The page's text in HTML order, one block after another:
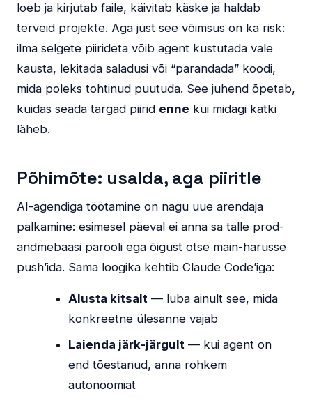
loeb ja kirjutab faile, käivitab käske ja haldab
terveid projekte. Aga just see võimsus on ka risk:
ilma selgete piirideta võib agent kustutada vale
kausta, lekitada saladusi või “parandada” koodi,
mida poleks tohtinud puutuda. See juhend õpetab,
kuidas seada targad piirid enne kui midagi katki
läheb.
Põhimõte: usalda, aga piiritle
AI-agendiga töötamine on nagu uue arendaja
palkamine: esimesel päeval ei anna sa talle prod-
andmebaasi parooli ega õigust otse main-harusse
push’ida. Sama loogika kehtib Claude Code’iga:
Alusta kitsalt — luba ainult see, mida
konkreetne ülesanne vajab
Laienda järk-järgult — kui agent on
end tõestanud, anna rohkem
autonoomiat